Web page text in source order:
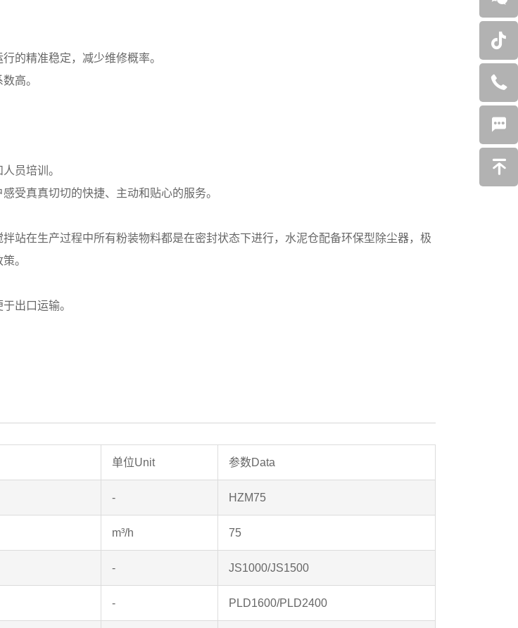
的精准稳定，减少维修概率。
高。
员培训。
受真真切切的快捷、主动和贴心的服务。
站在生产过程中所有粉装物料都是在密封状态下进行，水泥仓配备环保型除尘器，极
。
出口运输。
单位Unit 参数Data
- HZM75
m³/h 75
- JS1000/JS1500
- PLD1600/PLD2400